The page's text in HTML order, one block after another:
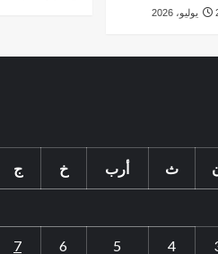
ث أرب خ ج
4
5
6
7